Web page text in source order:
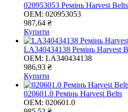
020953053 Ремінь Harvest Belts
OEM: 020953053
987,64 ₴
Купити
LA340434138 Ремінь Harvest
OEM: LA340434138
986,93 ₴
Купити
020601.0 Ремінь Harvest Belts
OEM: 020601.0